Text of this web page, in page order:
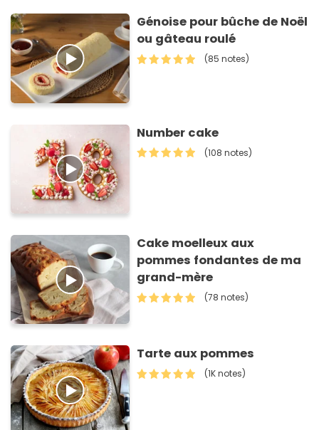
Génoise pour bûche de Noël
ou gâteau roulé
(85 notes)
Number cake
(108 notes)
Cake moelleux aux
pommes fondantes de ma
grand-mère
(78 notes)
Tarte aux pommes
(1K notes)